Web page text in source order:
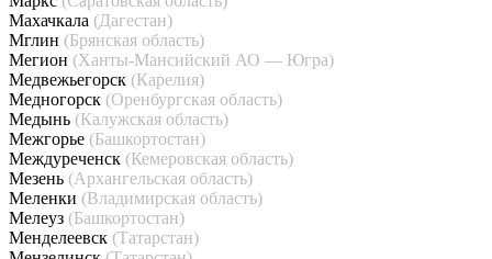
Махачкала (Дагестан)
Мглин (Брянская область)
Мегион (Ханты-Мансийский АО — Югра)
Медвежьегорск (Карелия)
Медногорск (Оренбургская область)
Медынь (Калужская область)
Межгорье (Башкортостан)
Междуреченск (Кемеровская область)
Мезень (Архангельская область)
Меленки (Владимирская область)
Мелеуз (Башкортостан)
Менделеевск (Татарстан)